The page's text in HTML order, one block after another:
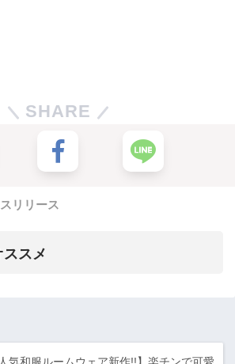
SHARE
リリース
スメ